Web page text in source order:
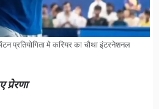
प्रतियोगिता मे करियर का चौथा इंटरनेशनल